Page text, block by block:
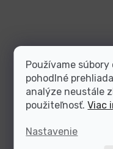
Používame súbory
pohodlné
analýze neustále
použiteľnosť.Viac
Nastavenie